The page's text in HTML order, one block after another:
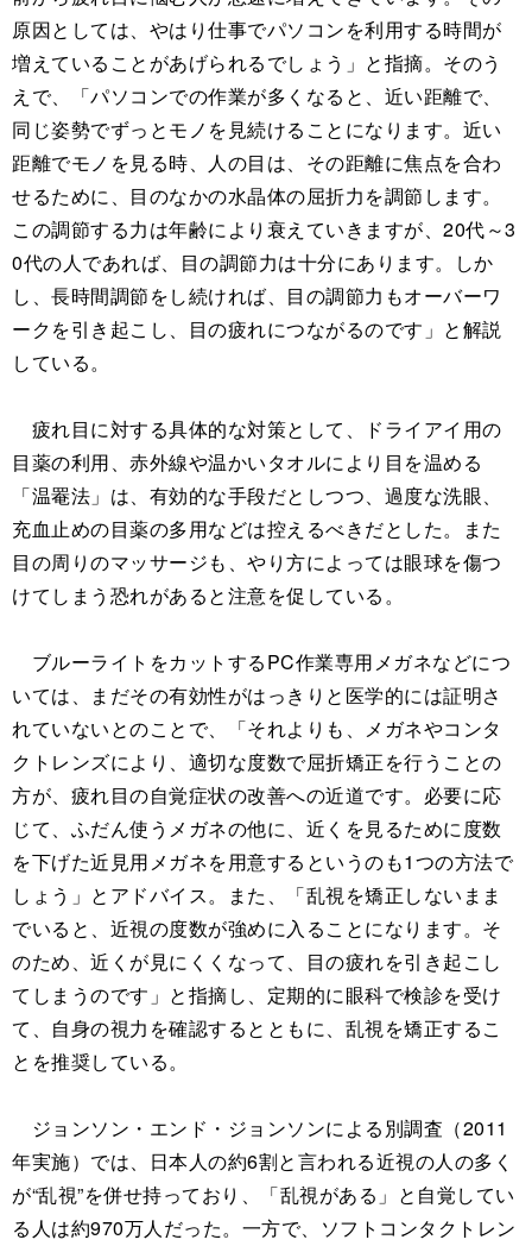
原因としては、やはり仕事でパソコンを利用する時間が
増えていることがあげられるでしょう」と指摘。そのう
えで、「パソコンでの作業が多くなると、近い距離で、
同じ姿勢でずっとモノを見続けることになります。近い
距離でモノを見る時、人の目は、その距離に焦点を合わ
せるために、目のなかの水晶体の屈折力を調節します。
この調節する力は年齢により衰えていきますが、20代～3
0代の人であれば、目の調節力は十分にあります。しか
し、長時間調節をし続ければ、目の調節力もオーバーワ
ークを引き起こし、目の疲れにつながるのです」と解説
している。
疲れ目に対する具体的な対策として、ドライアイ用の
目薬の利用、赤外線や温かいタオルにより目を温める
「温罨法」は、有効的な手段だとしつつ、過度な洗眼、
充血止めの目薬の多用などは控えるべきだとした。また
目の周りのマッサージも、やり方によっては眼球を傷つ
けてしまう恐れがあると注意を促している。
ブルーライトをカットするPC作業専用メガネなどにつ
いては、まだその有効性がはっきりと医学的には証明さ
れていないとのことで、「それよりも、メガネやコンタ
クトレンズにより、適切な度数で屈折矯正を行うことの
方が、疲れ目の自覚症状の改善への近道です。必要に応
じて、ふだん使うメガネの他に、近くを見るために度数
を下げた近見用メガネを用意するというのも1つの方法で
しょう」とアドバイス。また、「乱視を矯正しないまま
でいると、近視の度数が強めに入ることになります。そ
のため、近くが見にくくなって、目の疲れを引き起こし
てしまうのです」と指摘し、定期的に眼科で検診を受け
て、自身の視力を確認するとともに、乱視を矯正するこ
とを推奨している。
ジョンソン・エンド・ジョンソンによる別調査（2011
年実施）では、日本人の約6割と言われる近視の人の多く
が“乱視”を併せ持っており、「乱視がある」と自覚してい
る人は約970万人だった。一方で、ソフトコンタクトレン